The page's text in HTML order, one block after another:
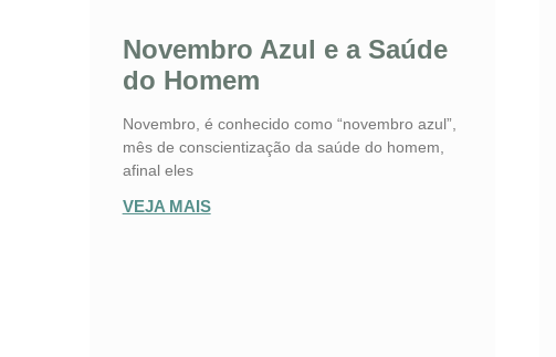
Novembro Azul e a Saúde
do Homem
Novembro, é conhecido como “novembro azul”,
mês de conscientização da saúde do homem,
afinal eles
VEJA MAIS